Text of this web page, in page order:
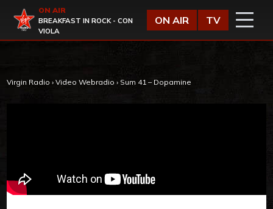
Virgin Radio
ON AIR
BREAKFAST IN ROCK - CON
VIOLA
ON AIR TV
Virgin Radio › Video Webradio › Sum 41 – Dopamine